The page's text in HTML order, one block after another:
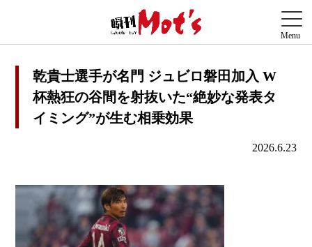
乾貴士選手が名門 ジュビロ磐田加入 W
杯熱狂の谷間を射抜いた“絶妙な発表タ
イミング”が生む相乗効果
2026.6.23